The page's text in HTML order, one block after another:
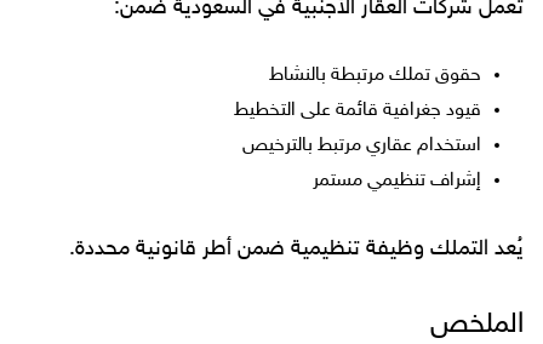
تعمل شركات العقار الأجنبية في السعودية ضمن:
حقوق تملك مرتبطة بالنشاط
قيود جغرافية قائمة على التخطيط
استخدام عقاري مرتبط بالترخيص
إشراف تنظيمي مستمر
يُعد التملك وظيفة تنظيمية ضمن أطر قانونية محددة.
الملخص